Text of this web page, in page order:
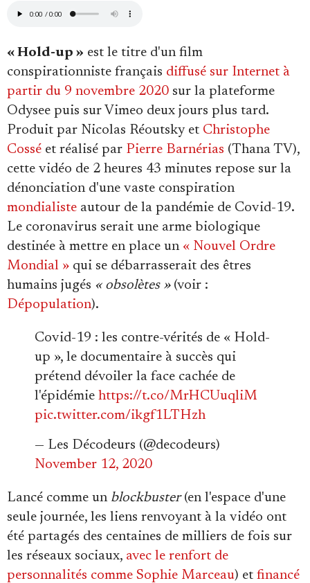
Se connecter
« Hold-up » est le titre d'un film
conspirationniste français diffusé sur Internet à
partir du 9 novembre 2020 sur la plateforme
Odysee puis sur Vimeo deux jours plus tard.
Produit par Nicolas Réoutsky et Christophe
Cossé et réalisé par Pierre Barnérias (Thana TV),
cette vidéo de 2 heures 43 minutes repose sur la
dénonciation d'une vaste conspiration
mondialiste autour de la pandémie de Covid-19.
Le coronavirus serait une arme biologique
destinée à mettre en place un « Nouvel Ordre
Mondial » qui se débarrasserait des êtres
humains jugés « obsolètes »(voir :
Dépopulation).
Covid-19 : les contre-vérités de « Hold-
up », le documentaire à succès qui
prétend dévoiler la face cachée de
l'épidémie https://t.co/MrHCUuqliM
pic.twitter.com/ikgf1LTHzh
— Les Décodeurs (@decodeurs)
November 12, 2020
Lancé comme un blockbuster(en l'espace d'une
seule journée, les liens renvoyant à la vidéo ont
été partagés des centaines de milliers de fois sur
les réseaux sociaux, avec le renfort de
personnalités comme Sophie Marceau) et financé